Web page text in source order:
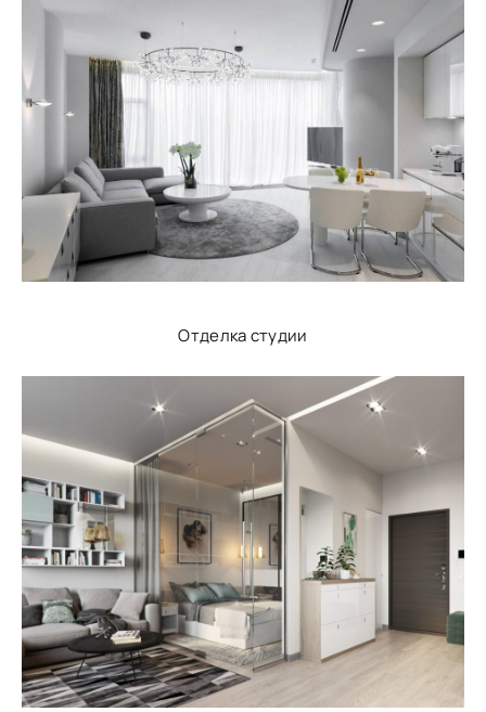
Отделка студии